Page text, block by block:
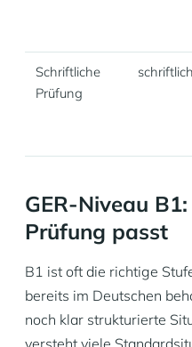
Schriftliche
Prüfung
GER-Niveau
Prüfung passt
B1 ist oft die richtige
bereits im Deutschen
noch klar strukturierte